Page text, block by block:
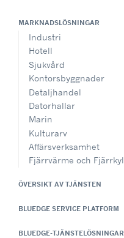
MARKNADSLÖSNINGAR
Industri
Hotell
Sjukvård
Kontorsbyggnader
Detaljhandel
Datorhallar
Marin
Kulturarv
Affärsverksamhet
Fjärrvärme och
ÖVERSIKT AV TJÄNSTEN
BLUEDGE SERVICE PLATFORM
BLUEDGE-